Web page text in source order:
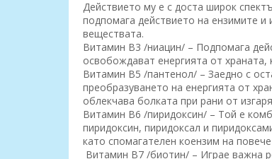
Действието му е с доста широк
подпомага действието на ензимите
веществата.
Витамин B3 /ниацин/ – Подпомага
освобождават енергията от храната,
Витамин B5 /пантенол/ – Заедно с
преобразуването на енергията от
облекчава болката при рани от
Витамин B6 /пиридоксин/ – Той е
пиридоксин, пиридоксал и
като спомагателен коензим на
Витамин B7 /биотин/ – Играе важна